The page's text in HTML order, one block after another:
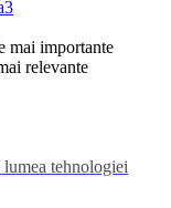
mai importante
relevante
tehnologiei